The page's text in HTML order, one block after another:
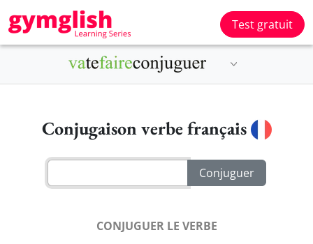
Test gratuit
Conjugaison verbe français
CONJUGUER LE VERBE